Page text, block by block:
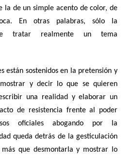
la de un simple acento de color, de
En otras palabras, sólo la
tratar realmente un tema
están sostenidos en la pretensión y
y decir lo que se quieren
una realidad y elaborar un
de resistencia frente al poder
oficiales abogando por la
queda detrás de la gesticulación
que desmontarla y mostrar lo